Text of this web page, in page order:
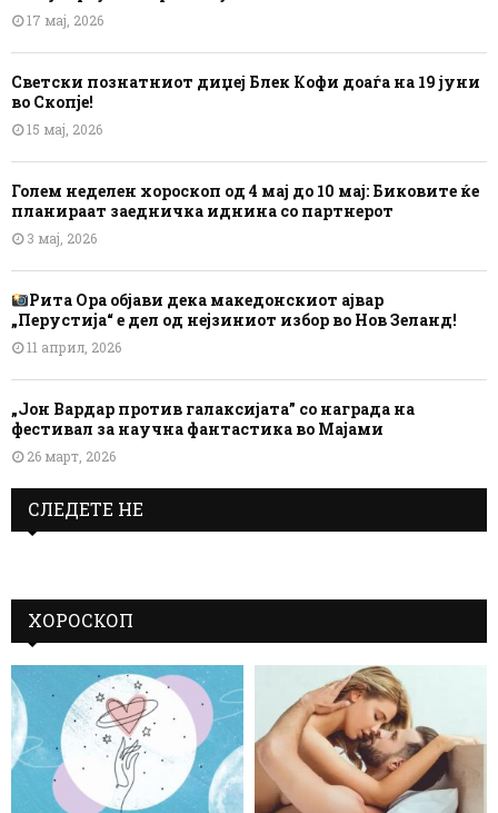
17 мај, 2026
Светски познатниот диџеј Блек Кофи доаѓа на 19 јуни
во Скопје!
15 мај, 2026
Голем неделен хороскоп од 4 мај до 10 мај: Биковите ќе
планираат заедничка иднина со партнерот
3 мај, 2026
Рита Ора објави дека македонскиот ајвар
„Перустија“ е дел од нејзиниот избор во Нов Зеланд!
11 април, 2026
„Јон Вардар против галаксијата” со награда на
фестивал за научна фантастика во Мајами
26 март, 2026
СЛЕДЕТЕ НЕ
ХОРОСКОП